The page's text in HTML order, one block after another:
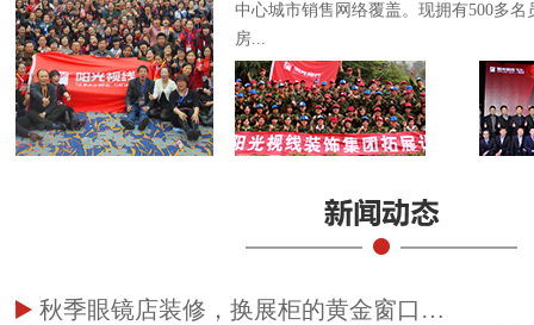
中心城市销售网络覆盖。现拥有500多
房...
秋季眼镜店装修，换展柜的黄金窗口…